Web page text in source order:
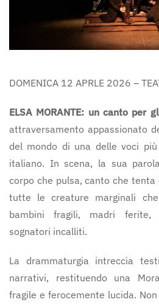
DOMENICA 12 APRLE 2026 –
ELSA MORANTE: un canto per
attraversamento appassionato
del mondo di una delle voci
italiano. In scena, la sua
corpo che pulsa, canto che
tutte le creature marginali
bambini fragili, madri ferite,
sognatori incalliti.
La drammaturgia intreccia
narrativi, restituendo una
fragile e ferocemente lucida.